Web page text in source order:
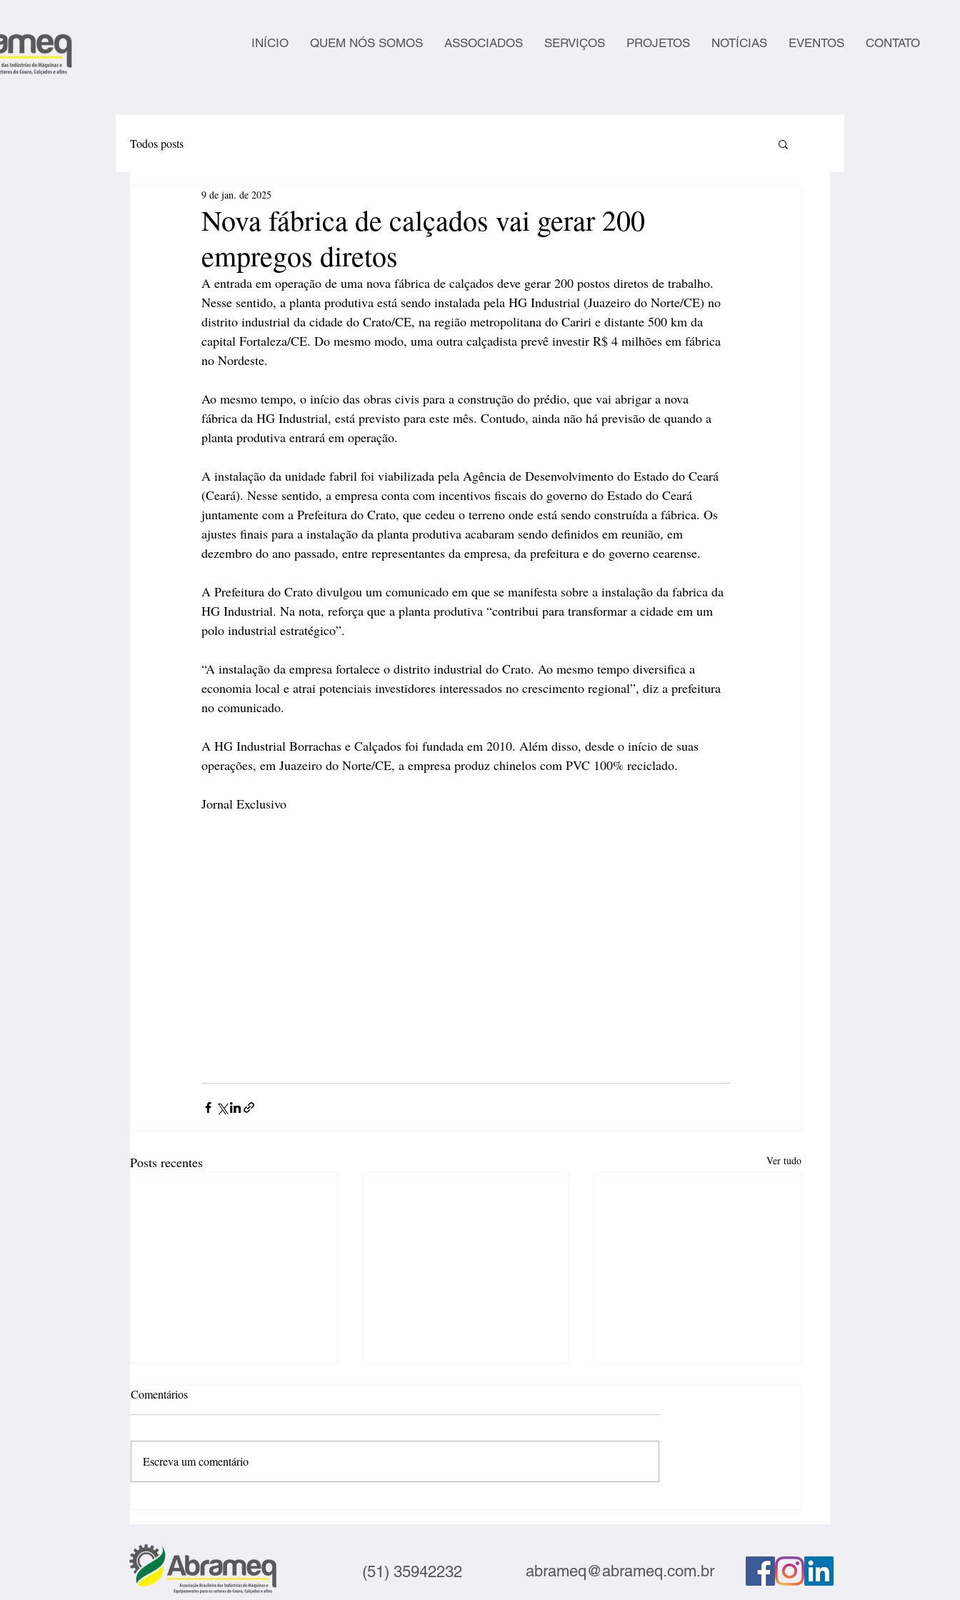
INÍCIO QUEM NÓS SOMOS ASSOCIADOS SERVIÇOS PROJETOS NOTÍCIAS EVENTOS CONTATO
Todos posts
Nova fábrica de calçados vai gerar 200
empregos diretos
9 de jan. de 2025
A entrada em operação de uma nova fábrica de calçados deve gerar 200 postos diretos de trabalho.
Nesse sentido, a planta produtiva está sendo instalada pela HG Industrial (Juazeiro do Norte/CE) no
distrito industrial da cidade do Crato/CE, na região metropolitana do Cariri e distante 500 km da
capital Fortaleza/CE. Do mesmo modo, uma outra calçadista prevê investir R$ 4 milhões em fábrica
no Nordeste.
Ao mesmo tempo, o início das obras civis para a construção do prédio, que vai abrigar a nova
fábrica da HG Industrial, está previsto para este mês. Contudo, ainda não há previsão de quando a
planta produtiva entrará em operação.
A instalação da unidade fabril foi viabilizada pela Agência de Desenvolvimento do Estado do Ceará
(Ceará). Nesse sentido, a empresa conta com incentivos fiscais do governo do Estado do Ceará
juntamente com a Prefeitura do Crato, que cedeu o terreno onde está sendo construída a fábrica. Os
ajustes finais para a instalação da planta produtiva acabaram sendo definidos em reunião, em
dezembro do ano passado, entre representantes da empresa, da prefeitura e do governo cearense.
A Prefeitura do Crato divulgou um comunicado em que se manifesta sobre a instalação da fabrica da
HG Industrial. Na nota, reforça que a planta produtiva “contribui para transformar a cidade em um
polo industrial estratégico”.
“A instalação da empresa fortalece o distrito industrial do Crato. Ao mesmo tempo diversifica a
economia local e atrai potenciais investidores interessados no crescimento regional”, diz a prefeitura
no comunicado.
A HG Industrial Borrachas e Calçados foi fundada em 2010. Além disso, desde o início de suas
operações, em Juazeiro do Norte/CE, a empresa produz chinelos com PVC 100% reciclado.
Jornal Exclusivo
Posts recentes Ver tudo
Comentários
Escreva um comentário
(51) 35942232 abrameq@abrameq.com.br